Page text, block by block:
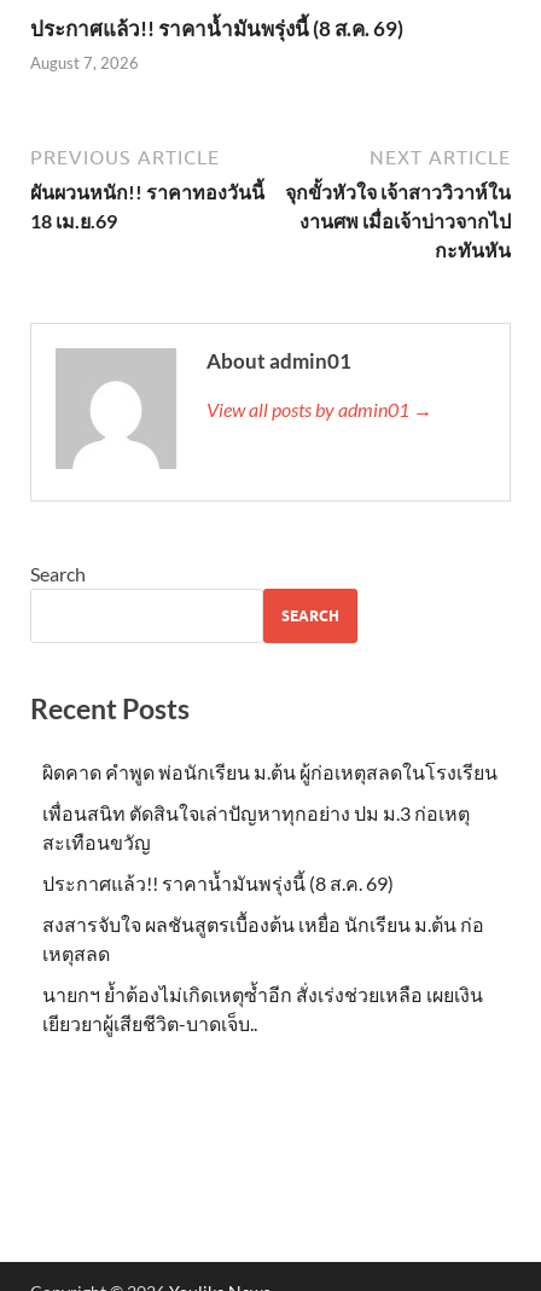
ประกาศแล้ว!! ราคาน้ำมันพรุ่งนี้ (8 ส.ค. 69)
August 7, 2026
PREVIOUS ARTICLE
ผันผวนหนัก!! ราคาทองวันนี้
18 เม.ย.69
NEXT ARTICLE
จุกขั้วหัวใจ เจ้าสาววิวาห์ใน
งานศพ เมื่อเจ้าบ่าวจากไป
กะทันหัน
About admin01
View all posts by admin01 →
Search
SEARCH
Recent Posts
ผิดคาด คำพูด พ่อนักเรียน ม.ต้น ผู้ก่อเหตุสลดในโรงเรียน
เพื่อนสนิท ตัดสินใจเล่าปัญหาทุกอย่าง ปม ม.3 ก่อเหตุ
สะเทือนขวัญ
ประกาศแล้ว!! ราคาน้ำมันพรุ่งนี้ (8 ส.ค. 69)
สงสารจับใจ ผลชันสูตรเบื้องต้น เหยื่อ นักเรียน ม.ต้น ก่อ
เหตุสลด
นายกฯ ย้ำต้องไม่เกิดเหตุซ้ำอีก สั่งเร่งช่วยเหลือ เผยเงิน
เยียวยาผู้เสียชีวิต-บาดเจ็บ..